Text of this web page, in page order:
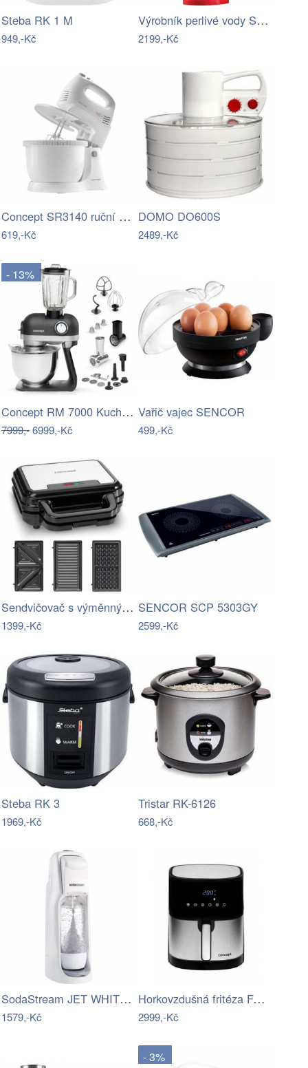
Steba RK 1 M
949,-Kč
Výrobník perlivé vody SODASTREAM Spirit
2199,-Kč
Concept SR3140 ruční šlehač 300 W s…
619,-Kč
DOMO DO600S
2489,-Kč
- 13%
Concept RM 7000 Kuchyňský planetární…
7999,-6999,-Kč
Vařič vajec SENCOR
499,-Kč
Sendvičovač s výměnnými deskami 3 v 1…
1399,-Kč
SENCOR SCP 5303GY
2599,-Kč
Steba RK 3
1969,-Kč
Tristar RK-6126
668,-Kč
SodaStream JET WHITE domácí výrobník…
1579,-Kč
Horkovzdušná fritéza FAMILY CONCEPT FR…
2999,-Kč
- 3%